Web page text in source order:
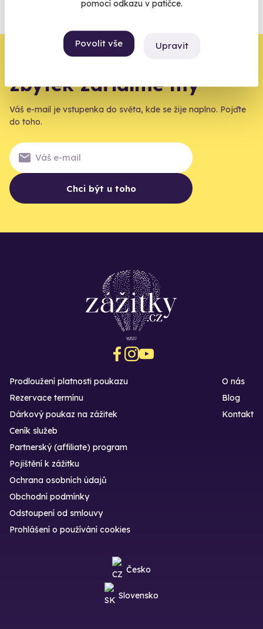
pomocí odkazu v patičce.
Povolit vše Upravit
agentur.
Zbývá jeden krok,
zbytek zařídíme my
Váš e-mail je vstupenka do světa, kde se žije naplno. Pojďte
do toho.
Chci být u toho
Prodloužení platnosti poukazu
Rezervace termínu
Dárkový poukaz na zážitek
O nás
Blog
Kontakt
Ceník služeb
Partnerský (affiliate) program
Pojištění k zážitku
Ochrana osobních údajů
Obchodní podmínky
Odstoupení od smlouvy
Prohlášení o používání cookies
Česko
Slovensko